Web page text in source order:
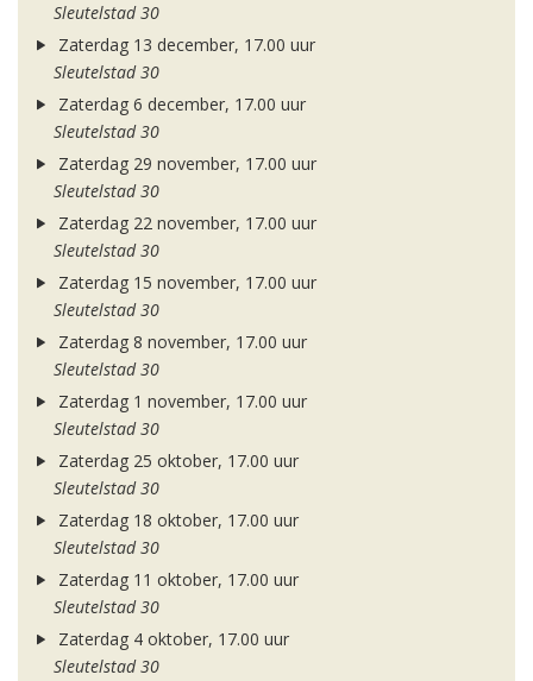
Sleutelstad 30
Zaterdag 13 december, 17.00 uur
Sleutelstad 30
Zaterdag 6 december, 17.00 uur
Sleutelstad 30
Zaterdag 29 november, 17.00 uur
Sleutelstad 30
Zaterdag 22 november, 17.00 uur
Sleutelstad 30
Zaterdag 15 november, 17.00 uur
Sleutelstad 30
Zaterdag 8 november, 17.00 uur
Sleutelstad 30
Zaterdag 1 november, 17.00 uur
Sleutelstad 30
Zaterdag 25 oktober, 17.00 uur
Sleutelstad 30
Zaterdag 18 oktober, 17.00 uur
Sleutelstad 30
Zaterdag 11 oktober, 17.00 uur
Sleutelstad 30
Zaterdag 4 oktober, 17.00 uur
Sleutelstad 30